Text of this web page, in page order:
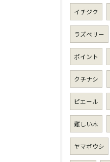
イチジク
ラズベリー
ポイント
クチナシ
ピエール
難しい木
ヤマボウシ